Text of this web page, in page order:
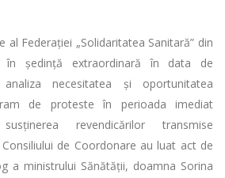
al Federației „Solidaritatea Sanitară” din
în ședință extraordinară în data de
necesitatea și oportunitatea
de proteste în perioada imediat
revendicărilor transmise
de Coordonare au luat act de
a ministrului Sănătății, doamna Sorina